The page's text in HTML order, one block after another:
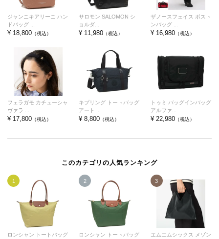
ジャンニキアリーニ ハン
ドバッグ ...
¥ 18,800 （税込）
サロモン SALOMON シ
ョルダ...
¥ 11,980 （税込）
ザノースフェイス ボスト
ンバッグ ...
¥ 16,980（税込）
フェラガモ カチューシャ
ヴァラ ...
¥ 17,800 （税込）
キプリング トートバッグ
アート ...
¥ 8,800 （税込）
トゥミ バッグインバッグ
アルファ...
¥ 22,980（税込）
このカテゴリの人気ランキング
1
ロンシャン トートバッグ
2
ロンシャン トートバッグ
3
エムエムシックス メゾン